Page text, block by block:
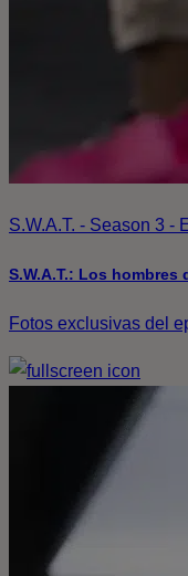
S.W.A.T. - Season 3 -
S.W.A.T.: Los hombres
Fotos exclusivas del